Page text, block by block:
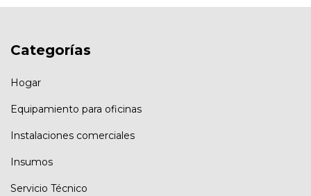
Categorías
Hogar
Equipamiento para oficinas
Instalaciones comerciales
Insumos
Servicio Técnico